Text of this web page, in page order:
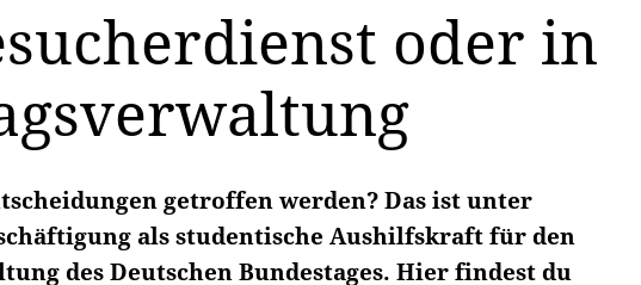
oder in
getroffen werden? Das ist unter
als studentische Aushilfskraft für den
des Deutschen Bundestages. Hier findest du